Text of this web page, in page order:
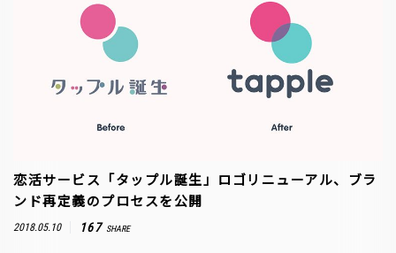
恋活サービス「タップル誕生」ロゴリニューアル、ブラ
ンド再定義のプロセスを公開
2018.05.10 167 SHARE